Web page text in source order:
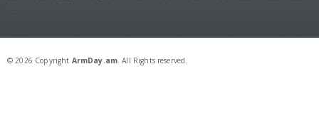
© 2026 Copyright ArmDay.am. All Rights reserved.